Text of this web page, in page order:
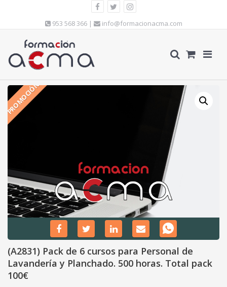
953 568 366 | info@formacionacma.com
PROMOCIÓN
(A2831) Pack de 6 cursos para Personal de
Lavandería y Planchado. 500 horas. Total pack
100€